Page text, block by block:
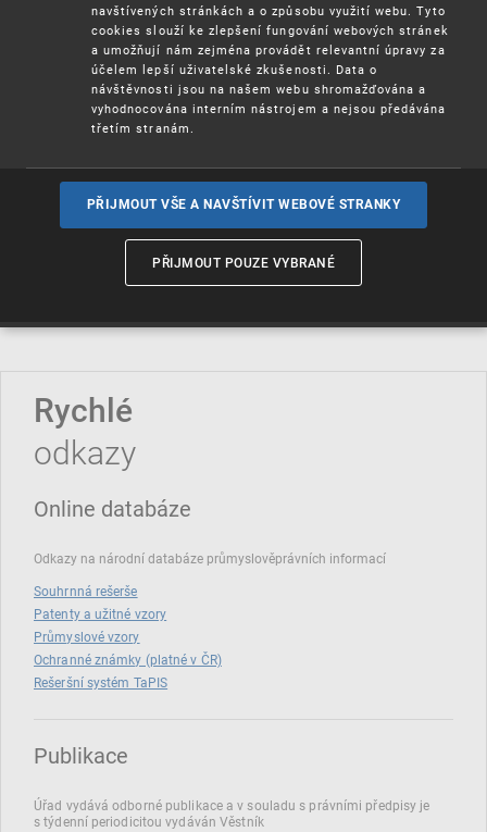
Ochrannéznámky
Označení původua zeměpisná
Rychlé
odkazy
Online databáze
Odkazy na národní databáze průmyslověprávních informací
Souhrnná rešerše
Patenty a užitné vzory
Průmyslové vzory
Ochranné známky (platné v ČR)
Rešeršní systém TaPIS
Publikace
Úřad vydává odborné publikace a v souladu s právními předpisy je
s týdenní periodicitou vydáván Věstník
navštívených stránkách a o způsobu využití webu. Tyto
cookies slouží ke zlepšení fungování webových stránek
a umožňují nám zejména provádět relevantní úpravy za
účelem lepší uživatelské zkušenosti. Data o
návštěvnosti jsou na našem webu shromažďována a
vyhodnocována interním nástrojem a nejsou předávána
třetím stranám.
PŘIJMOUT VŠE A NAVŠTÍVIT WEBOVÉ STRANKY
PŘIJMOUT POUZE VYBRANÉ